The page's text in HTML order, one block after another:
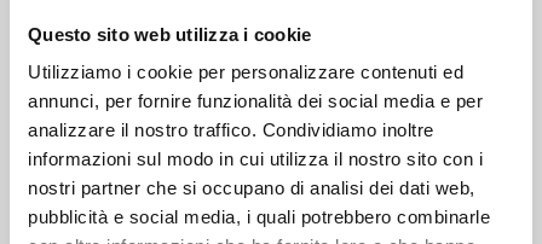
Questo sito web utilizza i cookie
Utilizziamo i cookie per personalizzare contenuti ed
annunci, per fornire funzionalità dei social media e per
analizzare il nostro traffico. Condividiamo inoltre
informazioni sul modo in cui utilizza il nostro sito con i
nostri partner che si occupano di analisi dei dati web,
pubblicità e social media, i quali potrebbero combinarle
Altri volumi della serie